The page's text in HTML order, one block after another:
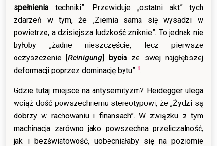
spełnienia techniki”. Przewiduje „ostatni akt” tych
zdarzeń w tym, że „Ziemia sama się wysadzi w
powietrze, a dzisiejsza ludzkość zniknie”. To jednak nie
byłoby „żadne nieszczęście, lecz pierwsze
oczyszczenie [Reinigung] byciaze swej najgłębszej
deformacji poprzez dominację bytu” 8.
Gdzie tutaj miejsce na antysemityzm? Heidegger ulega
wciąż dość powszechnemu stereotypowi, że „Żydzi są
dobrzy w rachowaniu i finansach”. W związku z tym
machinacja zarówno jako powszechna przeliczalność,
jak i bezświatowość, uobecniałaby się na poziomie